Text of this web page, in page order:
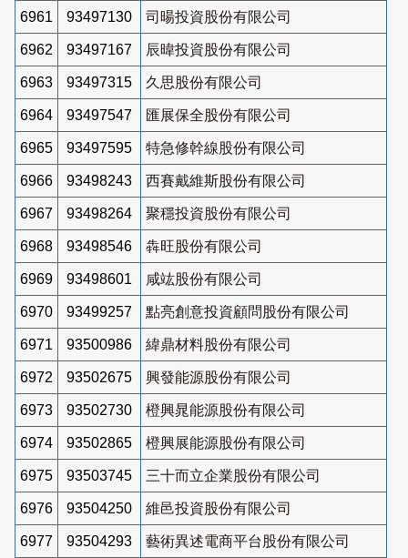
6961 93497130 司暘投資股份有限公司
6962 93497167 辰暐投資股份有限公司
6963 93497315 久思股份有限公司
6964 93497547 匯展保全股份有限公司
6965 93497595 特急修幹線股份有限公司
6966 93498243 西賽戴維斯股份有限公司
6967 93498264 聚穩投資股份有限公司
6968 93498546 犇旺股份有限公司
6969 93498601 咸竑股份有限公司
6970 93499257 點亮創意投資顧問股份有限公司
6971 93500986 緯鼎材料股份有限公司
6972 93502675 興發能源股份有限公司
6973 93502730 橙興晁能源股份有限公司
6974 93502865 橙興展能源股份有限公司
6975 93503745 三十而立企業股份有限公司
6976 93504250 維邑投資股份有限公司
6977 93504293 藝術異述電商平台股份有限公司